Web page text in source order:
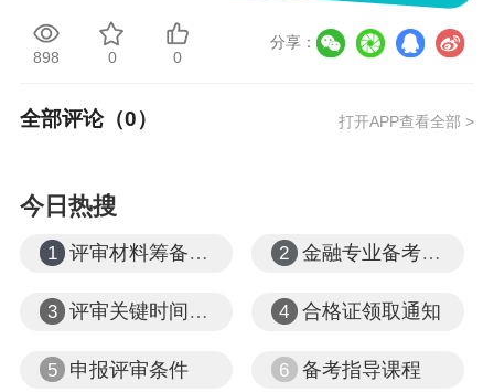
898 0 0
分享：
全部评论（0） 打开APP查看全部 >
今日热搜
1 评审材料筹备注意事项 2 金融专业备考心得
3 评审关键时间节点 4 合格证领取通知
5 申报评审条件 6 备考指导课程